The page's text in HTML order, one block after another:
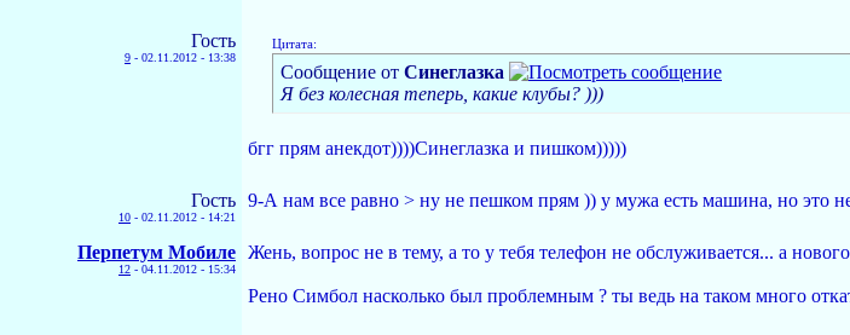
Гость
9 - 02.11.2012 - 13:38
Цитата:
Сообщение от Синеглазка
Я без колесная теперь, какие клубы? )))
бгг прям анекдот))))Синеглазка и пишком)))))
Гость
10 - 02.11.2012 - 14:21
9-А нам все равно > ну не пешком прям )) у мужа есть машина, но это
Перпетум Мобиле
12 - 04.11.2012 - 15:34
Жень, вопрос не в тему, а то у тебя телефон не обслуживается... а
Рено Симбол насколько был проблемным ? ты ведь на таком много